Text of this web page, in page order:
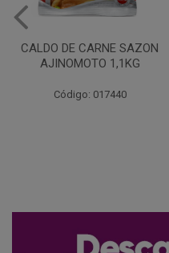
MOLHO DE TOMATE PIZZA
BONARE 1,7KG
Código: 049936